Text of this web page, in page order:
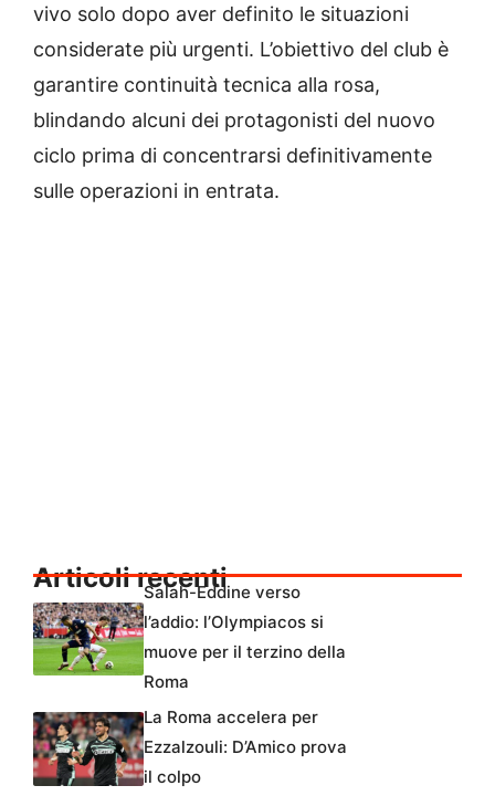
vivo solo dopo aver definito le situazioni
considerate più urgenti. L’obiettivo del club è
garantire continuità tecnica alla rosa,
blindando alcuni dei protagonisti del nuovo
ciclo prima di concentrarsi definitivamente
sulle operazioni in entrata.
Articoli recenti
Salah-Eddine verso
l’addio: l’Olympiacos si
muove per il terzino della
Roma
La Roma accelera per
Ezzalzouli: D’Amico prova
il colpo